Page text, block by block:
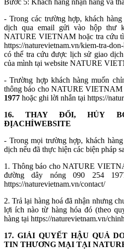
- Trong các trường hợp, khách
dịch qua email gửi vào hộp thư
NATURE VIETNAM hoặc tra cứu
https://naturevietnam.vn/kiem-tra-
có thể tra cứu được lịch sử giao
của mình tại website NATURE
- Trường hợp khách hàng muốn
thông báo cho NATURE VIETNAM
1977 hoặc ghi lời nhắn tại https://
16. THAY ĐỔI, HỦY
ĐỊACHỈWEBSITE
- Trong mọi trường hợp, khách
dịch nếu đã thực hiện các biện pháp
1. Thông báo cho NATURE
đường dây nóng 090 254
https://naturevietnam.vn/contact/
2. Trả lại hàng hoá đã nhận nhưng
lợi ích nào từ hàng hóa đó (theo
hàng tại https://naturevietnam.vn/
17. GIẢI QUYẾT HẬU QUẢ
TIN THƯƠNG MẠI TẠI